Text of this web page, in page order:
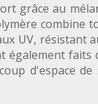
grâce au
combine
UV, résistant
d'espace